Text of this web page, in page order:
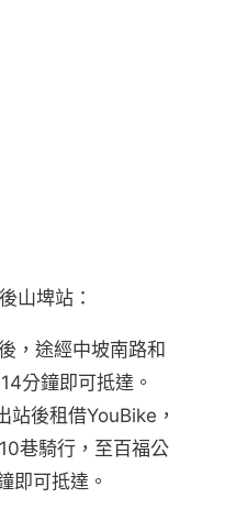
山埤站：
，途經中坡南路和
分鐘即可抵達。
站後租借YouBike，
巷騎行，至百福公
即可抵達。